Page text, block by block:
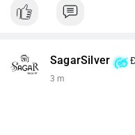
SagarSilver
3 m